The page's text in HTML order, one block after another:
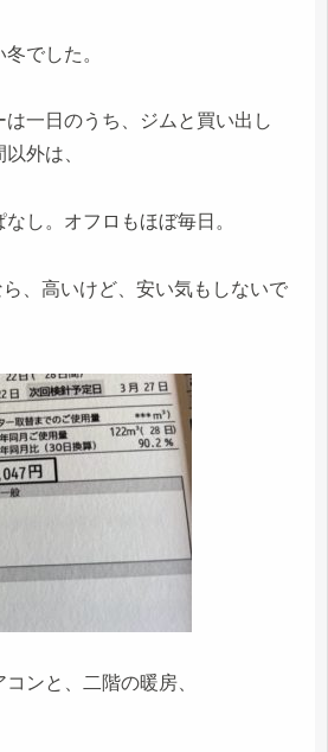
でした。
一日のうち、ジムと買い出し
外は、
し。オフロもほぼ毎日。
、高いけど、安い気もしないで
ンと、二階の暖房、